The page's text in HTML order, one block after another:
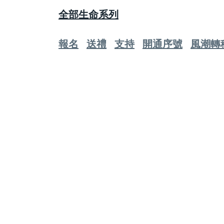
全部生命系列
報名 送禮 支持 開通序號 風潮轉